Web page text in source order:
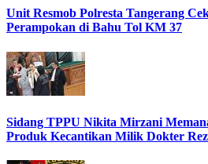
Unit Resmob Polresta Tangerang
Perampokan di Bahu Tol KM 37
Sidang TPPU Nikita Mirzani
Produk Kecantikan Milik Dokter